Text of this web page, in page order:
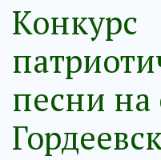
Конкурс
песни на